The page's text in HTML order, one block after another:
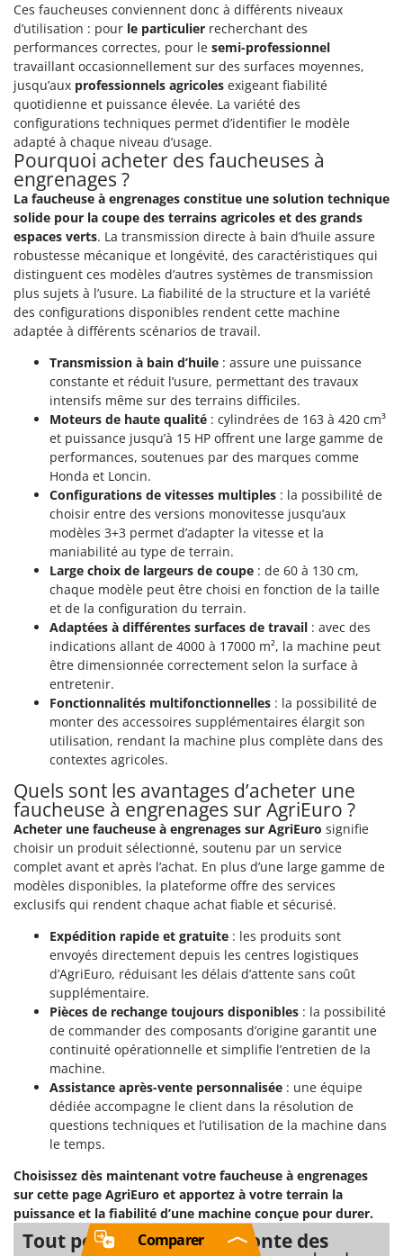
Ces faucheuses conviennent donc à différents niveaux
d’utilisation : pour le particulier recherchant des
performances correctes, pour le semi-professionnel
travaillant occasionnellement sur des surfaces moyennes,
jusqu’aux professionnels agricoles exigeant fiabilité
quotidienne et puissance élevée. La variété des
configurations techniques permet d’identifier le modèle
adapté à chaque niveau d’usage.
Pourquoi acheter des faucheuses à
engrenages ?
La faucheuse à engrenages constitue une solution technique
solide pour la coupe des terrains agricoles et des grands
espaces verts. La transmission directe à bain d’huile assure
robustesse mécanique et longévité, des caractéristiques qui
distinguent ces modèles d’autres systèmes de transmission
plus sujets à l’usure. La fiabilité de la structure et la variété
des configurations disponibles rendent cette machine
adaptée à différents scénarios de travail.
Transmission à bain d’huile : assure une puissance
constante et réduit l’usure, permettant des travaux
intensifs même sur des terrains difficiles.
Moteurs de haute qualité : cylindrées de 163 à 420 cm³
et puissance jusqu’à 15 HP offrent une large gamme de
performances, soutenues par des marques comme
Honda et Loncin.
Configurations de vitesses multiples : la possibilité de
choisir entre des versions monovitesse jusqu’aux
modèles 3+3 permet d’adapter la vitesse et la
maniabilité au type de terrain.
Large choix de largeurs de coupe : de 60 à 130 cm,
chaque modèle peut être choisi en fonction de la taille
et de la configuration du terrain.
Adaptées à différentes surfaces de travail : avec des
indications allant de 4000 à 17000 m², la machine peut
être dimensionnée correctement selon la surface à
entretenir.
Fonctionnalités multifonctionnelles : la possibilité de
monter des accessoires supplémentaires élargit son
utilisation, rendant la machine plus complète dans des
contextes agricoles.
Quels sont les avantages d’acheter une
faucheuse à engrenages sur AgriEuro ?
Acheter une faucheuse à engrenages sur AgriEuro signifie
choisir un produit sélectionné, soutenu par un service
complet avant et après l’achat. En plus d’une large gamme de
modèles disponibles, la plateforme offre des services
exclusifs qui rendent chaque achat fiable et sécurisé.
Expédition rapide et gratuite : les produits sont
envoyés directement depuis les centres logistiques
d’AgriEuro, réduisant les délais d’attente sans coût
supplémentaire.
Pièces de rechange toujours disponibles : la possibilité
de commander des composants d’origine garantit une
continuité opérationnelle et simplifie l’entretien de la
machine.
Assistance après-vente personnalisée : une équipe
dédiée accompagne le client dans la résolution de
questions techniques et l’utilisation de la machine dans
le temps.
Choisissez dès maintenant votre faucheuse à engrenages
sur cette page AgriEuro et apportez à votre terrain la
puissance et la fiabilité d’une machine conçue pour durer.
Tout pour Fauchage et Tonte des
Comparer